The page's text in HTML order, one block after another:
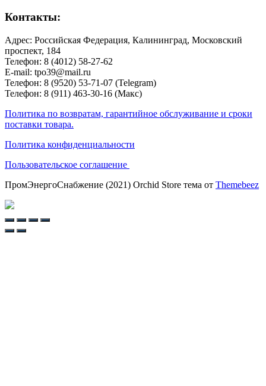
Контакты:
Адрес: Российская Федерация, Калининград, Московский
проспект, 184
Телефон: 8 (4012) 58-27-62
E-mail: tpo39@mail.ru
Телефон: 8 (9520) 53-71-07 (Telegram)
Телефон: 8 (911) 463-30-16 (Макс)
Политика по возвратам, гарантийное обслуживание и сроки
поставки товара.
Политика конфиденциальности
Пользовательское соглашение
ПромЭнергоСнабжение (2021) Orchid Store тема от Themebeez